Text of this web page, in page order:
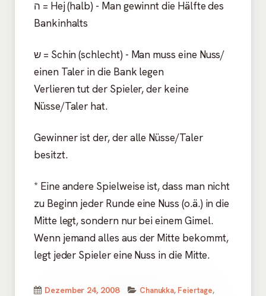
ה = Hej (halb) - Man gewinnt die Hälfte des
Bankinhalts
ש = Schin (schlecht) - Man muss eine Nuss/
einen Taler in die Bank legen
Verlieren tut der Spieler, der keine
Nüsse/Taler hat.
Gewinner ist der, der alle Nüsse/Taler
besitzt.
* Eine andere Spielweise ist, dass man nicht
zu Beginn jeder Runde eine Nuss (o.ä.) in die
Mitte legt, sondern nur bei einem Gimel.
Wenn jemand alles aus der Mitte bekommt,
legt jeder Spieler eine Nuss in die Mitte.
Veröffentlicht
Dezember 24, 2008 Kategorien
Chanukka, Feiertage,